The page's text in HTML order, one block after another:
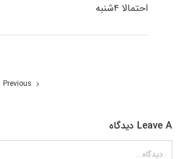
احتمالا ۴شنبه
Previous
Leave A دیدگاه
دیدگاه